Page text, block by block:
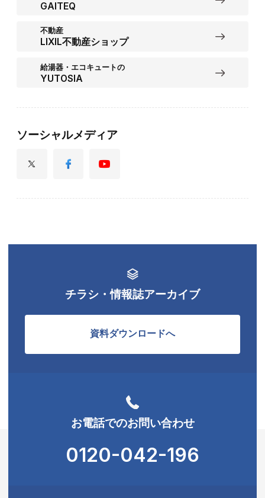
GAITEQ
不動産
LIXIL不動産ショップ
給湯器・エコキュートの
YUTOSIA
ソーシャルメディア
チラシ・情報誌アーカイブ
資料ダウンロードへ
お電話でのお問い合わせ
0120-042-196